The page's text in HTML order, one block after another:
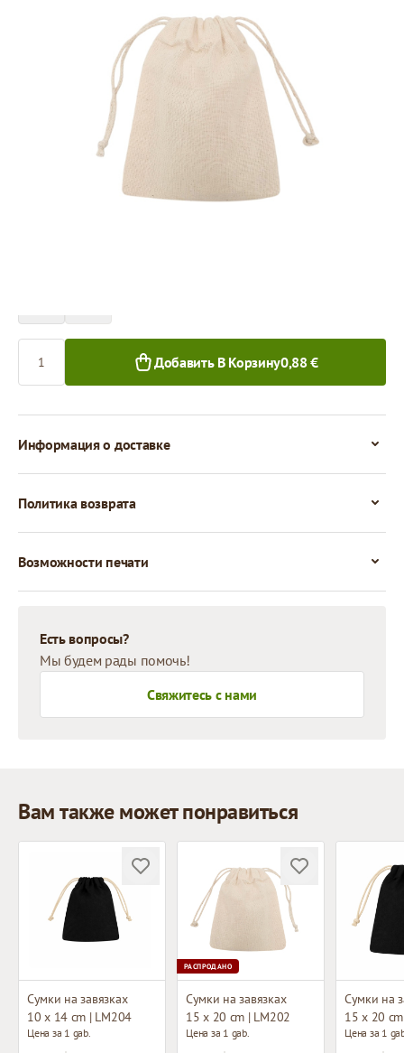
100% хлопок
140 g/m2
Tовар можно получить в пункте выдачи.
0,83 €
Добавить В Корзину0,88 €
Информация о доставке
Политика возврата
Возможности печати
Есть вопросы?
Мы будем рады помочь!
Свяжитесь с нами
Вам также может понравиться
Сумки на завязках
10 x 14 cm | LM204
Цена за 1 gab.
РАСПРОДАНО
Сумки на завязках
15 x 20 cm | LM202
Цена за 1 gab.
Сумки на
15 x 20
Цена за 1